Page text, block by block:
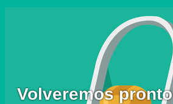
Volveremos pronto